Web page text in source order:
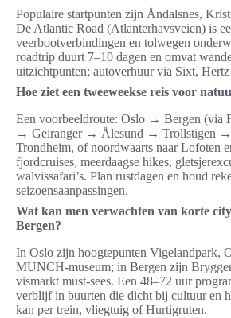
Populaire startpunten zijn Åndalsnes,
De Atlantic Road (Atlanterhavsveien) is
veerbootverbindingen en tolwegen
roadtrip duurt 7–10 dagen en omvat
uitzichtpunten; autoverhuur via Sixt,
Hoe ziet een tweeweekse reis voor
Een voorbeeldroute: Oslo → Bergen (via
→ Geiranger → Ålesund → Trollstigen
Trondheim, of noordwaarts naar Lofoten
fjordcruises, meerdaagse hikes,
walvissafari’s. Plan rustdagen en houd
seizoensaanpassingen.
Wat kan men verwachten van korte
Bergen?
In Oslo zijn hoogtepunten Vigelandpark,
MUNCH-museum; in Bergen zijn
vismarkt must-sees. Een 48–72 uur
verblijf in buurten die dicht bij cultuur en
kan per trein, vliegtuig of Hurtigruten.